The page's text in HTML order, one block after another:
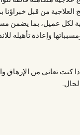
العلاجية من قبل
لكل عميل، بما يضمن
وإعادة تأهيله
كنت تعاني من الإرهاق